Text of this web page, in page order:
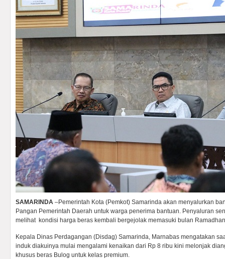
SAMARINDA –Pemerintah Kota (Pemkot) Samarinda akan menyalurkan
Pangan Pemerintah Daerah untuk warga penerima bantuan. Penyaluran
melihat kondisi harga beras kembali bergejolak memasuki bulan
Kepala Dinas Perdagangan (Disdag) Samarinda, Marnabas mengatakan
induk diakuinya mulai mengalami kenaikan dari Rp 8 ribu kini melonjak
khusus beras Bulog untuk kelas premium.